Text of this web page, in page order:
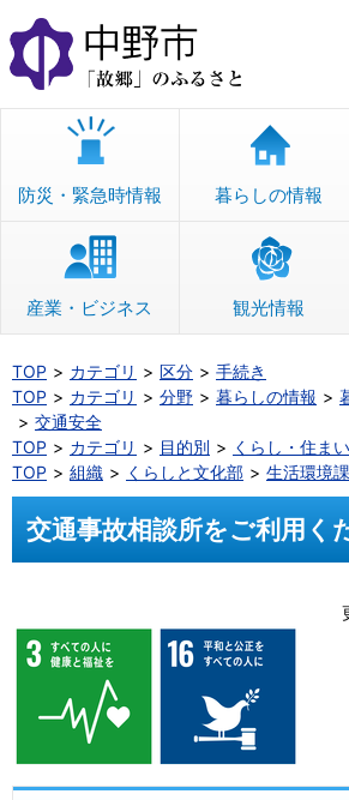
本
文
へ
移
防災・緊急時情報 暮らしの情報
産業・ビジネス 観光情報
TOP カテゴリ 区分
手続き
TOP
カテゴリ 分野 暮らしの情報
交通安全
TOP
カテゴリ 目的別 くらし・住ま
TOP
組織 くらしと文化部 生活環境課
交通事故相談所をご利用く